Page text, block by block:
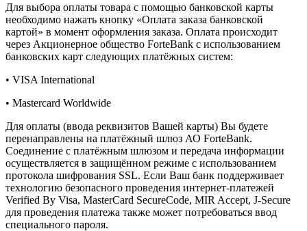
Для выбора оплаты товара с помощью банковской карты
необходимо нажать кнопку «Оплата заказа банковской
картой» в момент оформления заказа. Оплата происходит
через Акционерное общество ForteBank с использованием
банковских карт следующих платёжных систем:
• VISA International
• Mastercard Worldwide
Для оплаты (ввода реквизитов Вашей карты) Вы будете
перенаправлены на платёжный шлюз АО ForteBank.
Соединение с платёжным шлюзом и передача информации
осуществляется в защищённом режиме с использованием
протокола шифрования SSL. Если Ваш банк поддерживает
технологию безопасного проведения интернет-платежей
Verified By Visa, MasterCard SecureCode, MIR Accept, J-Secure
для проведения платежа также может потребоваться ввод
специального пароля.